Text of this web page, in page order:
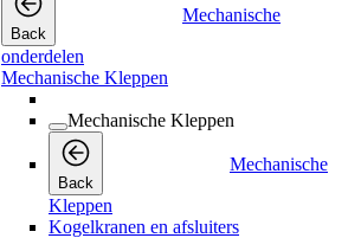
Back
Mechanische
onderdelen
Mechanische Kleppen
Mechanische Kleppen
Back
Mechanische
Kleppen
Kogelkranen en afsluiters